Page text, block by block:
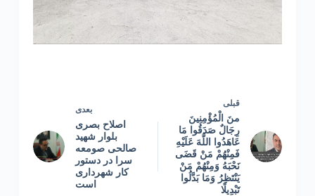
قبلی
منَ الْمُؤْمِنِینَ
رِجَالٌ صَدَقُوا مَا
عَاهَدُوا اللَّهَ عَلَیْهِ
فَمِنْهُمْ مَنْ قَضَی
نَحْبَهُ وَمِنْهُمْ مَنْ
یَنْتَظِرُ وَمَا بَدَّلُوا
تَبْدِیلًا
بعدی
اصلاح بصری
بلوار شهید
صالحی صومعه
سرا در دستور
کار شهرداری
است